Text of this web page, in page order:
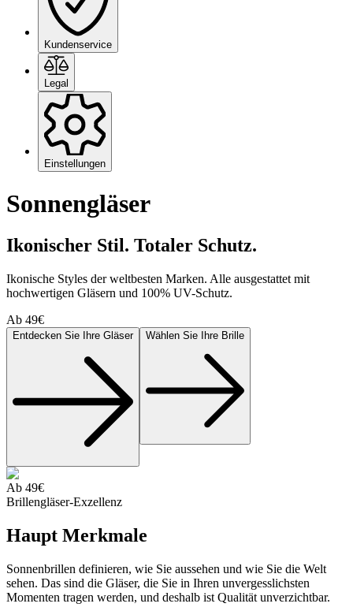
Kundenservice
Legal
Einstellungen
Sonnengläser
Ikonischer Stil. Totaler Schutz.
Ikonische Styles der weltbesten Marken. Alle ausgestattet mit
hochwertigen Gläsern und 100% UV-Schutz.
Ab 49€
Entdecken Sie Ihre Gläser Wählen Sie Ihre Brille
Ab 49€
Brillengläser-Exzellenz
Haupt Merkmale
Sonnenbrillen definieren, wie Sie aussehen und wie Sie die Welt
sehen. Das sind die Gläser, die Sie in Ihren unvergesslichsten
Momenten tragen werden, und deshalb ist Qualität unverzichtbar.